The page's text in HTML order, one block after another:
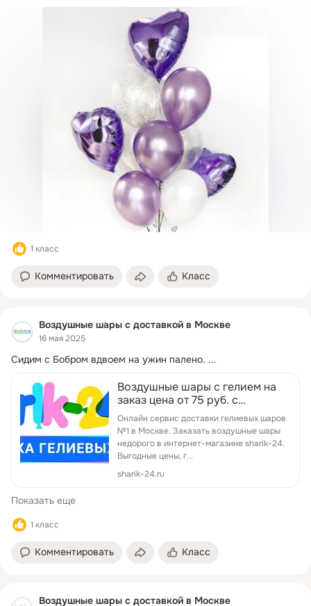
1 класс
Комментировать Класс
Воздушные шары с доставкой в Москве
16 мая 2025
Сидим с Бобром вдвоем на ужин палено. ...
Воздушные шары с гелием на
заказ цена от 75 руб. с
доставкой по Москве и МО —
купить гелиевые шарики
недорого в Sharik-24
Онлайн сервис доставки гелиевых шаров
№1 в Москве. Заказать воздушные шары
недорого в интернет-магазине sharik-24.
Выгодные цены, г...
sharik-24.ru
Показать еще
1 класс
Комментировать Класс
Воздушные шары с доставкой в Москве